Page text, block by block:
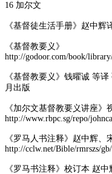
16 加尔文
《基督徒生活手册》赵中辉
《基督教要义》
http://godoor.com/book/
《基督教要义》钱曜诚 等
月出版
《加尔文基督教要义讲座》
http://www.rbpc.sg/repo/
《罗马人书注释》赵中辉、
http://cclw.net/Bible/rmrszs/
《罗马书注释》校订本 赵